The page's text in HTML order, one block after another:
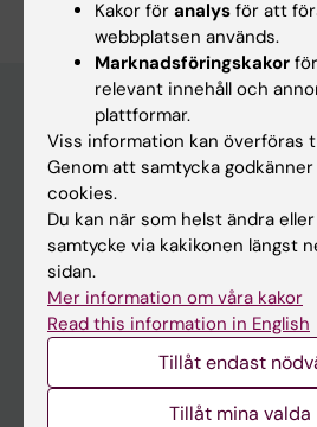
Huvudmeny
Utbildning
Forskarutbildning
Forskning
Om KI
På gång
Kakor för analys för att
webbplatsen används.
Marknadsföringskakor
relevant innehåll och
plattformar.
Viss information kan överföras
Genom att samtycka
cookies.
Du kan när som helst ändra
samtycke via kakikonen längst
sidan.
Mer information om våra kakor
Read this information in English
Tillåt endast
Tillåt mina valda